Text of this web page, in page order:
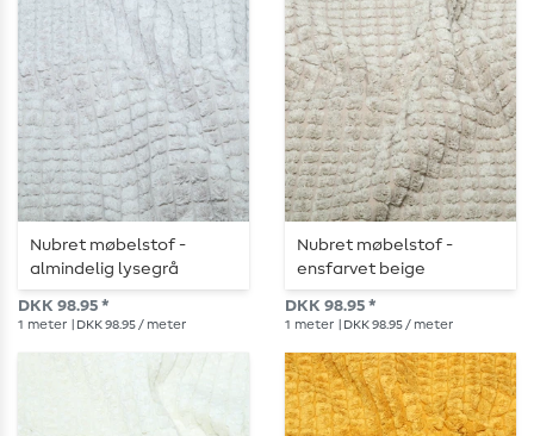
Nubret møbelstof -
almindelig lysegrå
DKK 98.95 *
1 meter | DKK 98.95 / meter
Nubret møbelstof -
ensfarvet beige
DKK 98.95 *
1 meter | DKK 98.95 / meter